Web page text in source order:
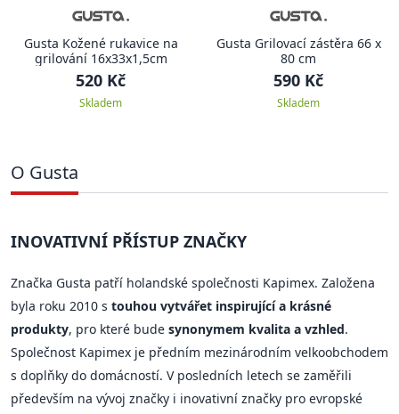
Gusta Kožené rukavice na
grilování 16x33x1,5cm
520 Kč
Skladem
Gusta Grilovací zástěra 66 x
80 cm
590 Kč
Skladem
O Gusta
INOVATIVNÍ PŘÍSTUP ZNAČKY
Značka Gusta patří holandské společnosti Kapimex. Založena
byla roku 2010 s touhou vytvářet inspirující a krásné
produkty, pro které bude synonymem kvalita a vzhled.
Společnost Kapimex je předním mezinárodním velkoobchodem
s doplňky do domácností. V posledních letech se zaměřili
především na vývoj značky i inovativní značky pro evropské